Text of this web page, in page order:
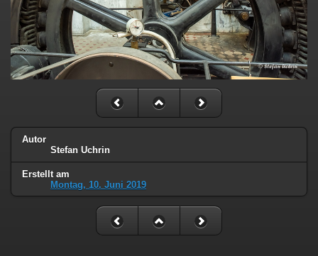
Autor
Stefan Uchrin
Erstellt am
Montag, 10. Juni 2019